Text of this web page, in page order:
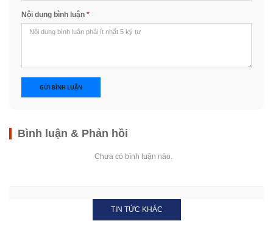
Nội dung bình luận *
GỬI BÌNH LUẬN
Bình luận & Phản hồi
Chưa có bình luận nào.
TIN TỨC KHÁC